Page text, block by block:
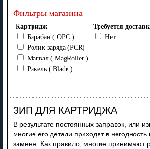
Фильтры магазина
Картридж
Барабан ( OPC )
Ролик заряда (PCR)
Магвал ( MagRoller )
Ракель ( Blade )
Требуется
Нет
ЗИП ДЛЯ КАРТРИДЖА
В результате постоянных заправок, или
многие его детали приходят в
замене. Как правило, многие принимают